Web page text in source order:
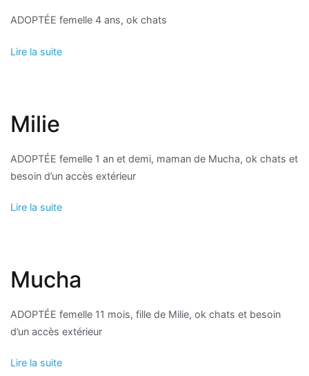
ADOPTÉE femelle 4 ans, ok chats
Lire la suite
Milie
ADOPTÉE femelle 1 an et demi, maman de Mucha, ok chats et
besoin d’un accès extérieur
Lire la suite
Mucha
ADOPTÉE femelle 11 mois, fille de Milie, ok chats et besoin
d’un accès extérieur
Lire la suite